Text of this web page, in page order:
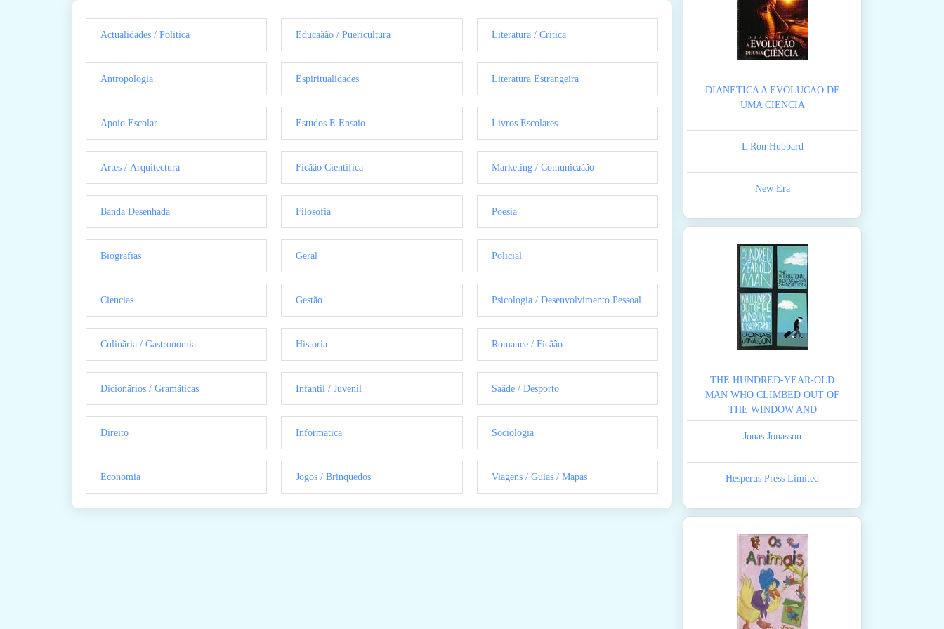
Actualidades / Politica
Antropologia
Apoio Escolar
Artes / Arquitectura
Banda Desenhada
Biografias
Ciencias
Culinãria / Gastronomia
Dicionãrios / Gramãticas
Direito
Economia
Educaãão / Puericultura
Espiritualidades
Estudos E Ensaio
Ficãão Cientifica
Filosofia
Geral
Gestão
Historia
Infantil / Juvenil
Informatica
Jogos / Brinquedos
Literatura / Critica
Literatura Estrangeira
Livros Escolares
Marketing / Comunicaãão
Poesia
Policial
Psicologia / Desenvolvimento Pessoal
Romance / Ficãão
Saãde / Desporto
Sociologia
Viagens / Guias / Mapas
DIANETICA A EVOLUCAO DE
UMA CIENCIA
L Ron Hubbard
New Era
THE HUNDRED-YEAR-OLD
MAN WHO CLIMBED OUT OF
THE WINDOW AND
Jonas Jonasson
Hesperus Press Limited